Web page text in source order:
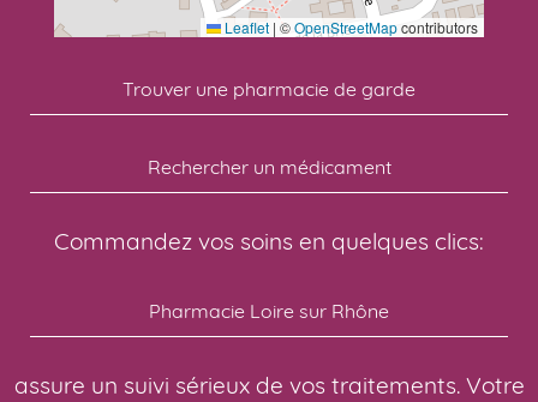
Leaflet | ©OpenStreetMapcontributors
Trouver une pharmacie de garde
Rechercher un médicament
Commandez vos soins en quelques clics:
Pharmacie Loire sur Rhône
assure un suivi sérieux de vos traitements. Votre